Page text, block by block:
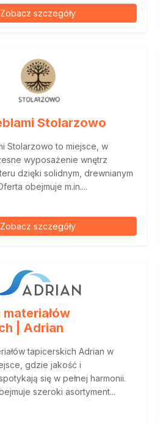
Zobacz szczegóły
Stolarzowo
Stolarzowo to miejsce, w
wyposażenie wnętrz
dzięki solidnym, drewnianym
obejmuje m.in....
Zobacz szczegóły
| Adrian
tapicerskich Adrian w
gdzie jakość i
się w pełnej harmonii.
szeroki asortyment...